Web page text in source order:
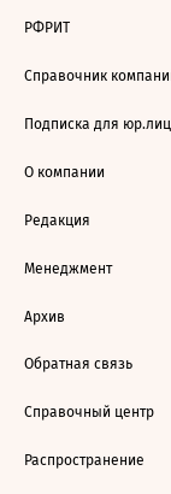
РФРИТ
Справочник
Подписка для юр.лиц
О компании
Редакция
Менеджмент
Архив
Обратная связь
Справочный центр
Распространение